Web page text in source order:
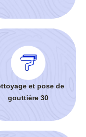
et pose de
gouttière 30